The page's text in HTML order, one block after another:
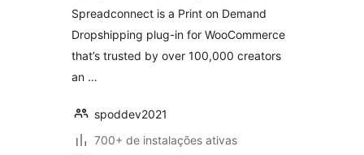
Spreadconnect is a Print on Demand
Dropshipping plug-in for WooCommerce
that’s trusted by over 100,000 creators
an …
spoddev2021
700+ de instalações ativas